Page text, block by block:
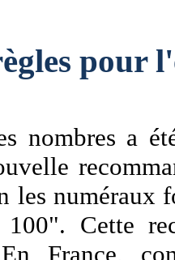
pour
nombres a
les numéraux
Cette
France,